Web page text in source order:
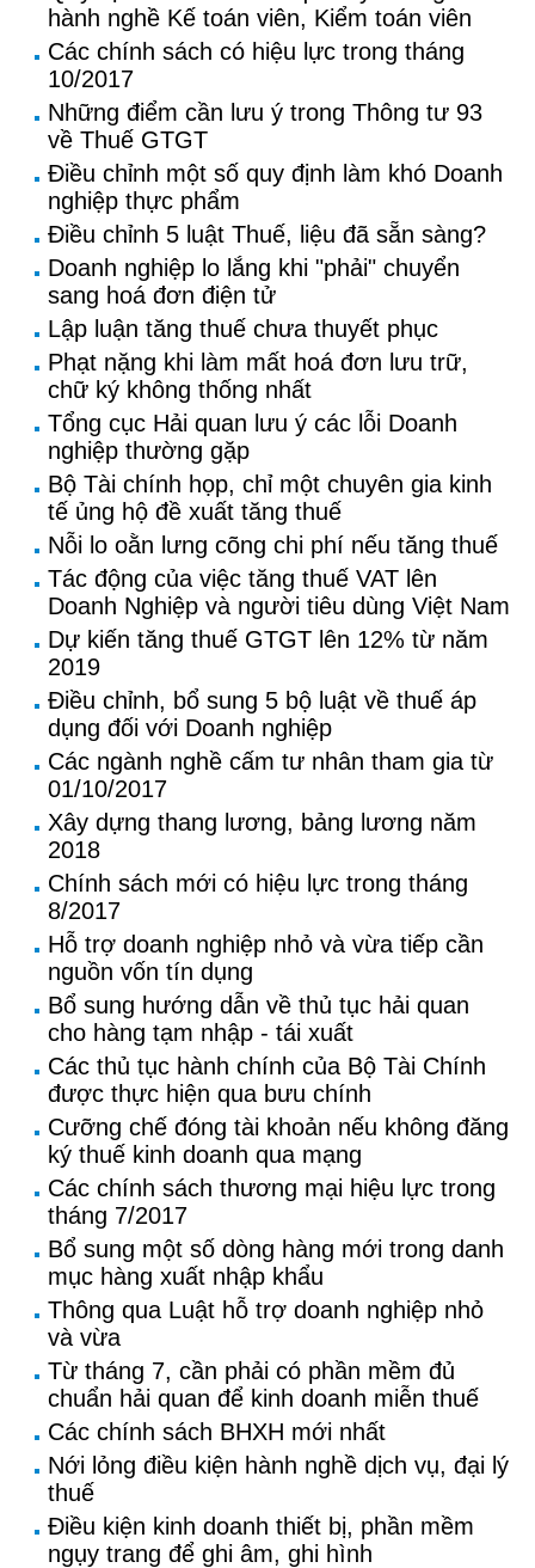
hành nghề Kế toán viên, Kiểm toán viên
Các chính sách có hiệu lực trong tháng
10/2017
Những điểm cần lưu ý trong Thông tư 93
về Thuế GTGT
Điều chỉnh một số quy định làm khó Doanh
nghiệp thực phẩm
Điều chỉnh 5 luật Thuế, liệu đã sẵn sàng?
Doanh nghiệp lo lắng khi "phải" chuyển
sang hoá đơn điện tử
Lập luận tăng thuế chưa thuyết phục
Phạt nặng khi làm mất hoá đơn lưu trữ,
chữ ký không thống nhất
Tổng cục Hải quan lưu ý các lỗi Doanh
nghiệp thường gặp
Bộ Tài chính họp, chỉ một chuyên gia kinh
tế ủng hộ đề xuất tăng thuế
Nỗi lo oằn lưng cõng chi phí nếu tăng thuế
Tác động của việc tăng thuế VAT lên
Doanh Nghiệp và người tiêu dùng Việt Nam
Dự kiến tăng thuế GTGT lên 12% từ năm
2019
Điều chỉnh, bổ sung 5 bộ luật về thuế áp
dụng đối với Doanh nghiệp
Các ngành nghề cấm tư nhân tham gia từ
01/10/2017
Xây dựng thang lương, bảng lương năm
2018
Chính sách mới có hiệu lực trong tháng
8/2017
Hỗ trợ doanh nghiệp nhỏ và vừa tiếp cần
nguồn vốn tín dụng
Bổ sung hướng dẫn về thủ tục hải quan
cho hàng tạm nhập - tái xuất
Các thủ tục hành chính của Bộ Tài Chính
được thực hiện qua bưu chính
Cưỡng chế đóng tài khoản nếu không đăng
ký thuế kinh doanh qua mạng
Các chính sách thương mại hiệu lực trong
tháng 7/2017
Bổ sung một số dòng hàng mới trong danh
mục hàng xuất nhập khẩu
Thông qua Luật hỗ trợ doanh nghiệp nhỏ
và vừa
Từ tháng 7, cần phải có phần mềm đủ
chuẩn hải quan để kinh doanh miễn thuế
Các chính sách BHXH mới nhất
Nới lỏng điều kiện hành nghề dịch vụ, đại lý
thuế
Điều kiện kinh doanh thiết bị, phần mềm
ngụy trang để ghi âm, ghi hình